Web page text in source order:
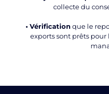
collecte du
• Vérificationque le
exports sont prêts